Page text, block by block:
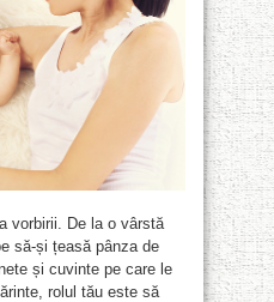
vorbirii. De la o vârstă
să-și țeasă pânza de
și cuvinte pe care le
rolul tău este să